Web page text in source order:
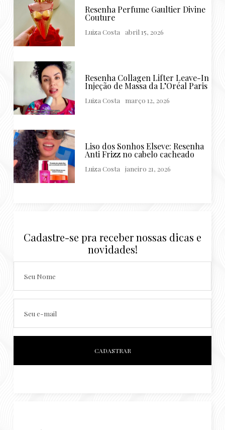
Resenha Perfume Gaultier Divine
Couture
Luiza Costa abril 15, 2026
Resenha Collagen Lifter Leave-In
Injeção de Massa da L’Oréal Paris
Luiza Costa março 12, 2026
Liso dos Sonhos Elseve: Resenha
Anti Frizz no cabelo cacheado
Luiza Costa janeiro 21, 2026
Cadastre-se pra receber nossas dicas e
novidades!
Seu Nome
Seu e-mail